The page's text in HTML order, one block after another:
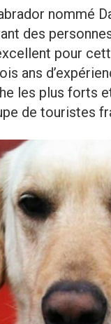
nommé
des
pour
ans
les plus forts
de touristes